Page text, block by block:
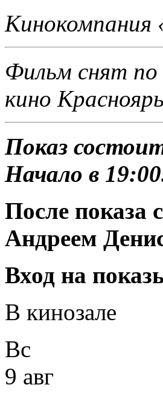
Кинокомпания
Фильм снят по
кино
Показ
Начало в
После показа
Андреем
Вход на
В кинозале
Вс
9 авг